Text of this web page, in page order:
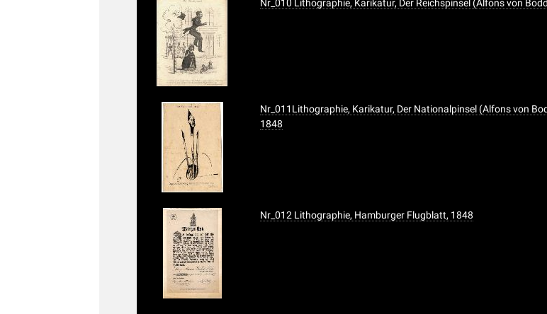
Nr_010 Lithographie, Karikatur, Der Reichspinsel (Alfons von
Nr_011Lithographie, Karikatur, Der Nationalpinsel (Alfons von
1848
Nr_012 Lithographie, Hamburger Flugblatt, 1848